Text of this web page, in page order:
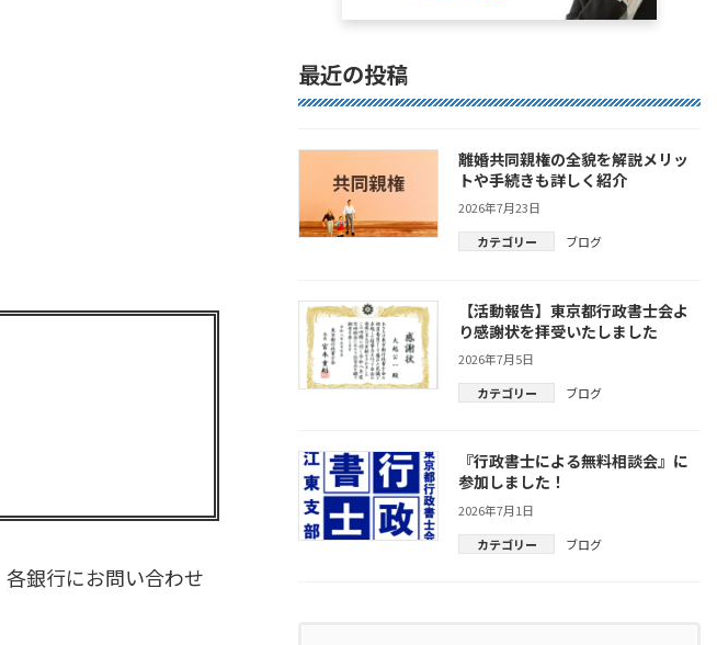
銀行にお問い合わせ
最近の投稿
離婚共同親権の全貌を解説メリッ
トや手続きも詳しく紹介
2026年7月23日
カテゴリー
ブログ
【活動報告】東京都行政書士会よ
り感謝状を拝受いたしました
2026年7月5日
カテゴリー
ブログ
『行政書士による無料相談会』に
参加しました！
2026年7月1日
カテゴリー
ブログ